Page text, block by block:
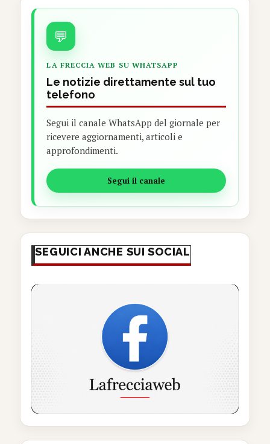
💬
LA FRECCIA WEB SU WHATSAPP
Le notizie direttamente sul tuo
telefono
Segui il canale WhatsApp del giornale per
ricevere aggiornamenti, articoli e
approfondimenti.
Segui il canale
SEGUICI ANCHE SUI SOCIAL